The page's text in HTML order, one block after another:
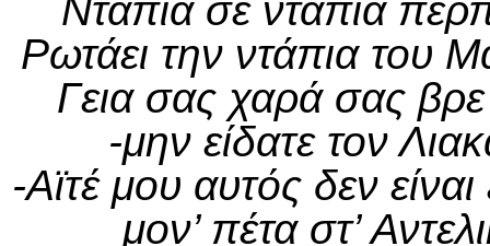
Ντάπια σε ντάπια
Ρωτάει την ντάπια του
Γεια σας χαρά σας
-μην είδατε τον
-Αϊτέ μου αυτός δεν
μον’ πέτα στ’